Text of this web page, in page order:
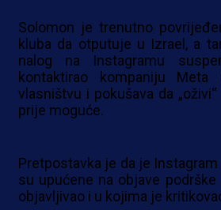
Solomon je trenutno
kluba da otputuje u Izrael, a
nalog na Instagramu
kontaktirao kompaniju
vlasništvu i pokušava da
prije moguće.
Pretpostavka je da je
su upućene na objave
objavljivao i u kojima je